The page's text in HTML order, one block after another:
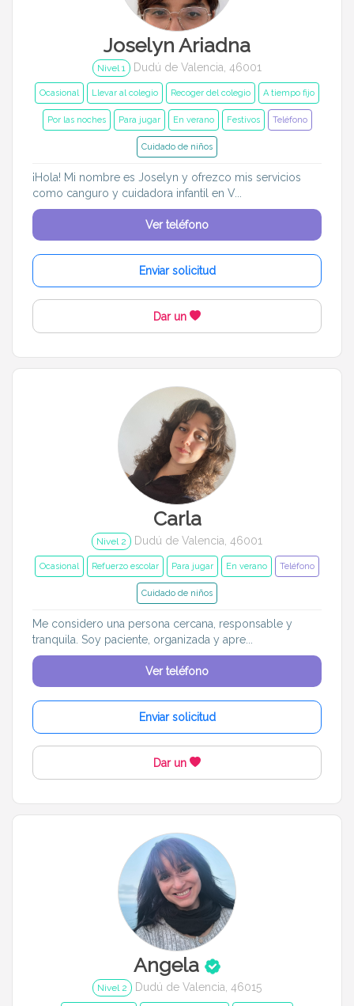
Joselyn Ariadna
Nivel 1 Dudú de Valencia, 46001
Ocasional Llevar al colegio Recoger del colegio A tiempo fijo
Por las noches Para jugar En verano Festivos Teléfono
Cuidado de niños
¡Hola! Mi nombre es Joselyn y ofrezco mis servicios
como canguro y cuidadora infantil en V...
Ver teléfono
Enviar solicitud
Dar un
Carla
Nivel 2 Dudú de Valencia, 46001
Ocasional Refuerzo escolar Para jugar En verano Teléfono
Cuidado de niños
Me considero una persona cercana, responsable y
tranquila. Soy paciente, organizada y apre...
Ver teléfono
Enviar solicitud
Dar un
Angela
Nivel 2 Dudú de Valencia, 46015